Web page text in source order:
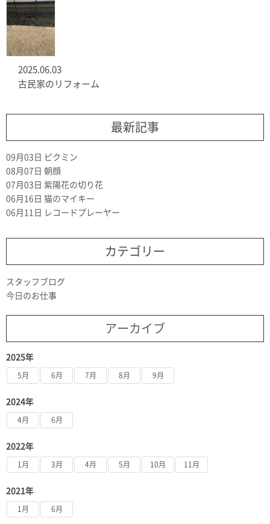
2025.06.03
古民家のリフォーム
最新記事
09月03日
ピクミン
08月07日 朝顔
07月03日 紫陽花の切り花
06月16日 猫のマイキー
06月11日
レコードプレーヤー
カテゴリー
スタッフブログ
今日のお仕事
アーカイブ
2025年
5月 6月 7月 8月 9月
2024年
4月 6月
2022年
1月 3月 4月 5月 10月 11月
2021年
1月 6月